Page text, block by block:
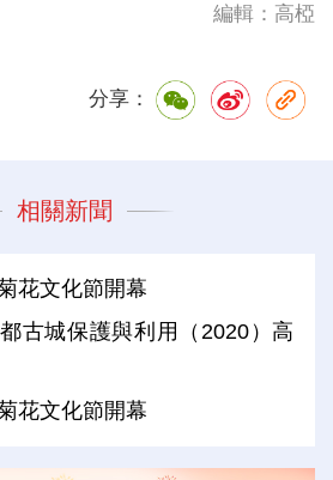
編輯：高椏
分享：
相關新聞
花文化節開幕
古城保護與利用（2020）高
花文化節開幕